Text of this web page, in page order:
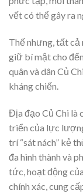
vết có thể gây ra
Thế nhưng, tất
giữ bí mật cho
quân và dân Củ
kháng chiến.
Địa đạo Củ Chi là
triển của lực
trí “sát nách” kẻ
đa hình thành và
tức, hoạt động
chính xác, cung